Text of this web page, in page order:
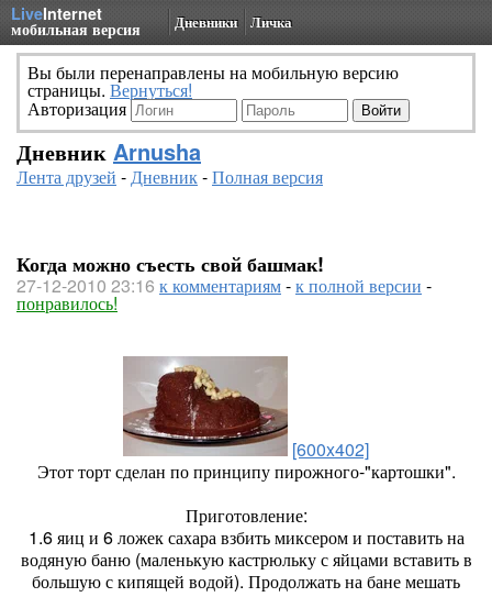
LiveInternet
мобильная версия Дневники Личка
Вы были перенаправлены на мобильную версию
страницы. Вернуться!
Авторизация
Дневник Arnusha
Лента друзей -Дневник-Полная версия
Когда можно съесть свой башмак!
27-12-2010 23:16 к комментариям-к полной версии -
понравилось!
[600x402]
Этот торт сделан по принципу пирожного-"картошки".
Приготовление:
1.6 яиц и 6 ложек сахара взбить миксером и поставить на
водяную баню (маленькую кастрюльку с яйцами вставить в
большую с кипящей водой). Продолжать на бане мешать